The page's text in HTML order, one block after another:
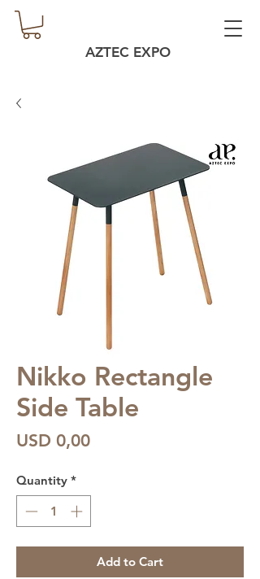
AZTEC EXPO
Nikko Rectangle
Side Table
USD 0,00Price
Quantity *
Add to Cart